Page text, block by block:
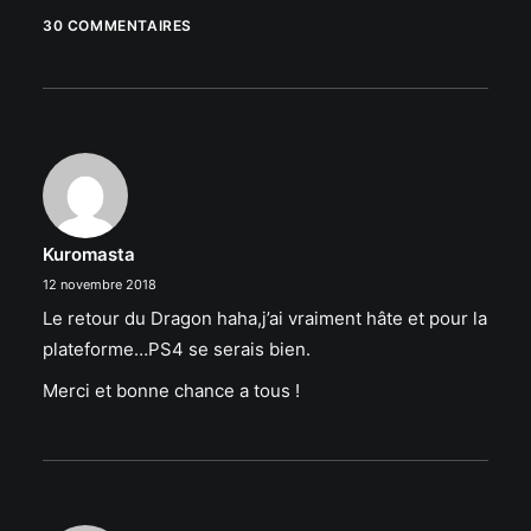
30 COMMENTAIRES
Kuromasta
12 novembre 2018
Le retour du Dragon haha,j’ai vraiment hâte et pour la
plateforme…PS4 se serais bien.
Merci et bonne chance a tous !